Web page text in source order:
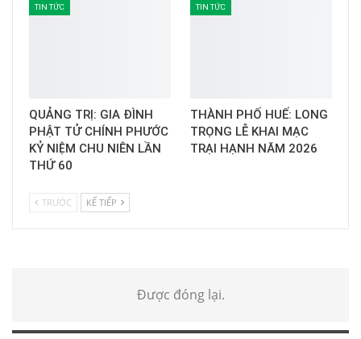
TIN TỨC
QUẢNG TRỊ: GIA ĐÌNH
PHẬT TỬ CHÍNH PHƯỚC
KỶ NIỆM CHU NIÊN LẦN
THỨ 60
TIN TỨC
THÀNH PHỐ HUẾ: LONG
TRỌNG LỄ KHAI MẠC
TRẠI HẠNH NĂM 2026
TRƯỚC KẾ TIẾP
Được đóng lại.